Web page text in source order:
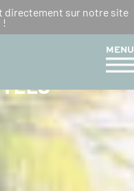
directement sur notre site
MENU
AVEC
AVEC